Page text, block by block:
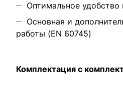
Оптимальное удобство
Основная и
работы (EN 60745)
Комплектация с